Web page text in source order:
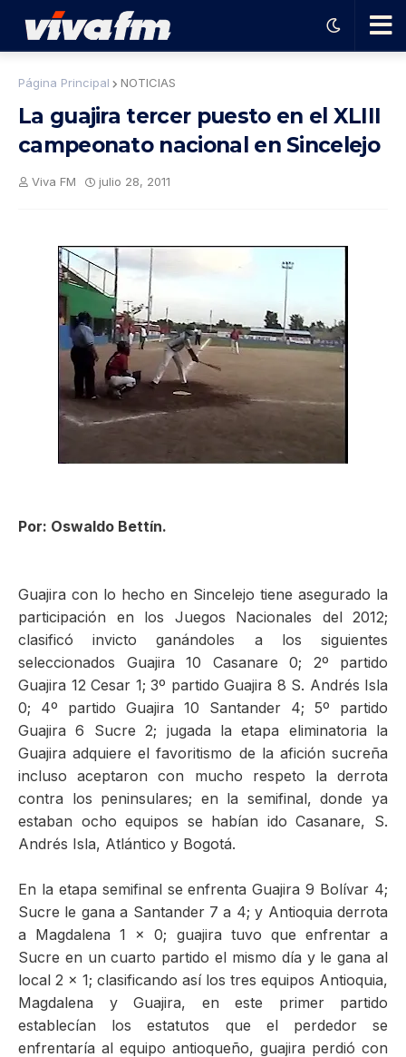
Ha
el
pro
gra
ma
Página Principal NOTICIAS
La guajira tercer puesto en el XLIII
campeonato nacional en Sincelejo
Viva FM julio 28, 2011
Por: Oswaldo Bettín.
Guajira con lo hecho en Sincelejo tiene asegurado la
participación en los Juegos Nacionales del 2012;
clasificó invicto ganándoles a los siguientes
seleccionados Guajira 10 Casanare 0; 2º partido
Guajira 12 Cesar 1; 3º partido Guajira 8 S. Andrés Isla
0; 4º partido Guajira 10 Santander 4; 5º partido
Guajira 6 Sucre 2; jugada la etapa eliminatoria la
Guajira adquiere el favoritismo de la afición sucreña
incluso aceptaron con mucho respeto la derrota
contra los peninsulares; en la semifinal, donde ya
estaban ocho equipos se habían ido Casanare, S.
Andrés Isla, Atlántico y Bogotá.
En la etapa semifinal se enfrenta Guajira 9 Bolívar 4;
Sucre le gana a Santander 7 a 4; y Antioquia derrota
a Magdalena 1 x 0; guajira tuvo que enfrentar a
Sucre en un cuarto partido el mismo día y le gana al
local 2 x 1; clasificando así los tres equipos Antioquia,
Magdalena y Guajira, en este primer partido
establecían los estatutos que el perdedor se
enfrentaría al equipo antioqueño, guajira perdió con